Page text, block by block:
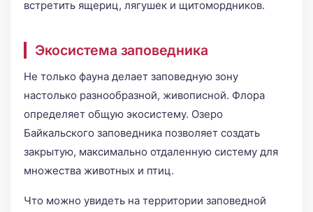
встретить ящериц, лягушек и щитомордников.
Экосистема заповедника
Не только фауна делает заповедную зону
настолько разнообразной, живописной. Флора
определяет общую экосистему. Озеро
Байкальского заповедника позволяет создать
закрытую, максимально отдаленную систему для
множества животных и птиц.
Что можно увидеть на территории заповедной